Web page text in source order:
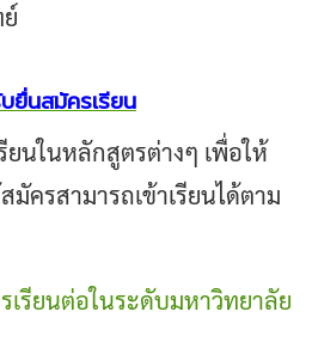
ยื่นสมัครเรียน
ยนในหลักสูตรต่างๆ เพื่อให้
มัครสามารถเข้าเรียนได้ตาม
เรียนต่อในระดับมหาวิทยาลัย